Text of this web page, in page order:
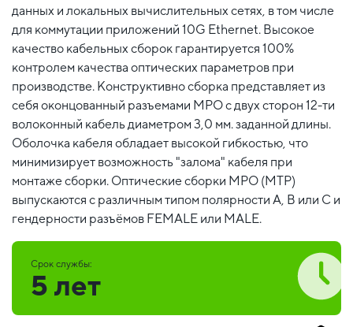
данных и локальных вычислительных сетях, в том числе
для коммутации приложений 10G Ethernet. Высокое
качество кабельных сборок гарантируется 100%
контролем качества оптических параметров при
производстве. Конструктивно сборка представляет из
себя оконцованный разъемами MPO c двух сторон 12-ти
волоконный кабель диаметром 3,0 мм. заданной длины.
Оболочка кабеля обладает высокой гибкостью, что
минимизирует возможность "залома" кабеля при
монтаже сборки. Оптические сборки MPO (MTP)
выпускаются с различным типом полярности А, В или С и
гендерности разъёмов FEMALE или MALE.
Срок службы:
5 лет